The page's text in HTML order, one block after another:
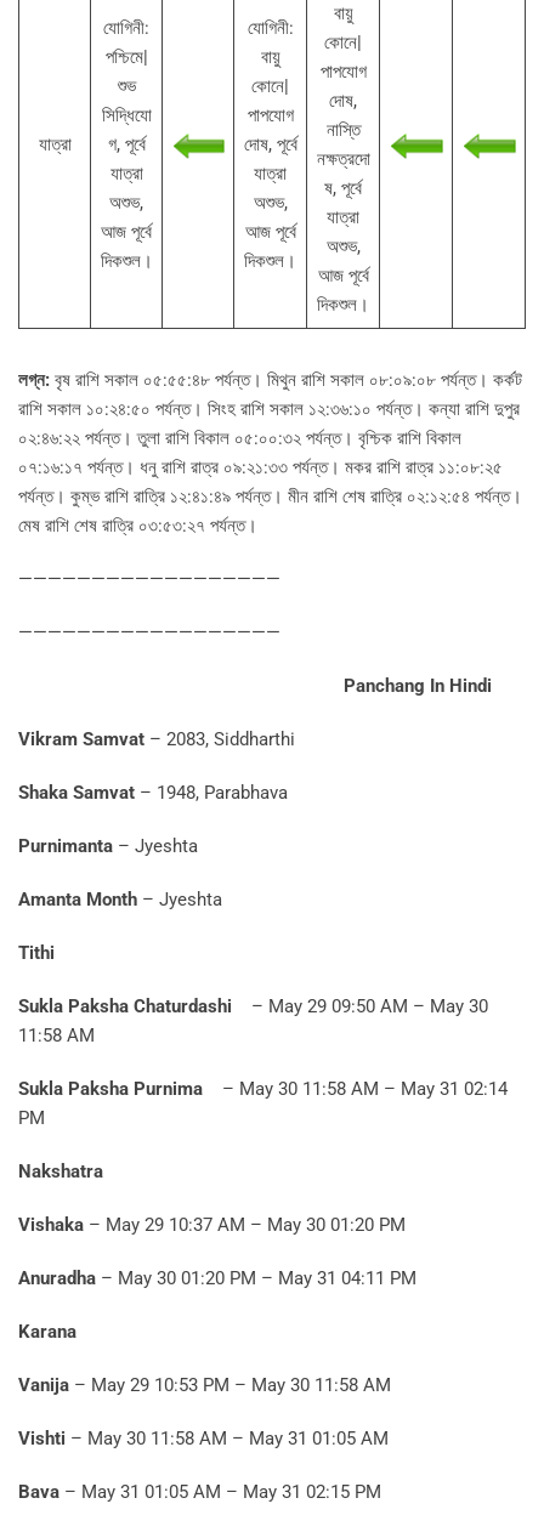
যাত্রা
যোগিনী:
পশ্চিমে|
শুভ
সিদ্ধিযো
গ, পূর্বে
যাত্রা
অশুভ,
আজ পূর্বে
দিকশুল।
যোগিনী:
বায়ু
কোনে|
পাপযোগ
দোষ, পূর্বে
যাত্রা
অশুভ,
আজ পূর্বে
দিকশুল।
বায়ু
কোনে|
পাপযোগ
দোষ,
নাস্তি
নক্ষত্রদো
ষ, পূর্বে
যাত্রা
অশুভ,
আজ পূর্বে
দিকশুল।
লগ্ন: বৃষ রাশি সকাল ০৫:৫৫:৪৮ পর্যন্ত। মিথুন রাশি সকাল ০৮:০৯:০৮ পর্যন্ত। কর্কট
রাশি সকাল ১০:২৪:৫০ পর্যন্ত। সিংহ রাশি সকাল ১২:৩৬:১০ পর্যন্ত। কন্যা রাশি দুপুর
০২:৪৬:২২ পর্যন্ত। তুলা রাশি বিকাল ০৫:০০:৩২ পর্যন্ত। বৃশ্চিক রাশি বিকাল
০৭:১৬:১৭ পর্যন্ত। ধনু রাশি রাত্র ০৯:২১:৩৩ পর্যন্ত। মকর রাশি রাত্র ১১:০৮:২৫
পর্যন্ত। কুম্ভ রাশি রাত্রি ১২:৪১:৪৯ পর্যন্ত। মীন রাশি শেষ রাত্রি ০২:১২:৫৪ পর্যন্ত।
মেষ রাশি শেষ রাত্রি ০৩:৫৩:২৭ পর্যন্ত।
——————————————————
——————————————————
Panchang In Hindi
Vikram Samvat – 2083, Siddharthi
Shaka Samvat – 1948, Parabhava
Purnimanta – Jyeshta
Amanta Month – Jyeshta
Tithi
Sukla Paksha Chaturdashi
– May 29 09:50 AM – May 30
11:58 AM
Sukla Paksha Purnima
– May 30 11:58 AM – May 31 02:14
PM
Nakshatra
Vishaka – May 29 10:37 AM – May 30 01:20 PM
Anuradha – May 30 01:20 PM – May 31 04:11 PM
Karana
Vanija – May 29 10:53 PM – May 30 11:58 AM
Vishti – May 30 11:58 AM – May 31 01:05 AM
Bava – May 31 01:05 AM – May 31 02:15 PM